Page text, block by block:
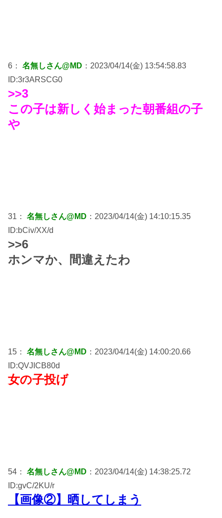
6： 名無しさん@MD ：2023/04/14(金) 13:54:58.83
ID:3r3ARSCG0
>>3
この子は新しく始まった朝番組の子
や
31： 名無しさん@MD ：2023/04/14(金) 14:10:15.35
ID:bCiv/XX/d
>>6
ホンマか、間違えたわ
15： 名無しさん@MD ：2023/04/14(金) 14:00:20.66
ID:QVJICB80d
女の子投げ
54： 名無しさん@MD ：2023/04/14(金) 14:38:25.72
ID:gvC/2KU/r
【画像②】晒してしまう